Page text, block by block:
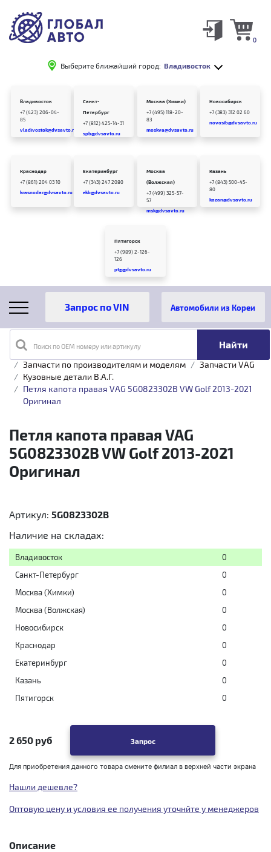
Выберите ближайший город: Владивосток
0
Владивосток
+7 (423) 206-04-
85
vladivostok@dvsavto.ru
Санкт-
Петербург
+7 (812) 425-14-31
spb@dvsavto.ru
Москва (Химки)
+7 (495) 118-20-
83
moskva@dvsavto.ru
Новосибирск
+7 (383) 312 02 60
novosib@dvsavto.ru
Краснодар
+7 (861) 204 03 10
krasnodar@dvsavto.ru
Екатеринбург
+7 (343) 247 2080
ekb@dvsavto.ru
Москва
(Волжская)
+7 (499) 325-57-
57
msk@dvsavto.ru
Казань
+7 (843) 500-45-
80
kazan@dvsavto.ru
Пятигорск
+7 (989) 2-126-
126
ptg@dvsavto.ru
Поиск по OEM номеру или артикулу
Автомобили из Кореи
Главная
Каталог товаров
Запчасти по производителям и моделям
Запчасти VAG
Кузовные детали B.A.Г.
Петля капота правая VAG 5G0823302B VW Golf 2013-2021
Оригинал
Петля капота правая VAG
5G0823302B VW Golf 2013-2021
Оригинал
Артикул: 5G0823302B
Наличие на складах:
Владивосток
0
Санкт-Петербург
0
Москва (Химки)
0
Москва (Волжская)
0
Новосибирск
0
Краснодар
0
Екатеринбург
0
Казань
0
Пятигорск
0
2 650 руб Запрос
Для приобретения данного товара смените филиал в верхней части экрана
Нашли дешевле?
Оптовую цену и условия ее получения уточнйте у менеджеров
Описание